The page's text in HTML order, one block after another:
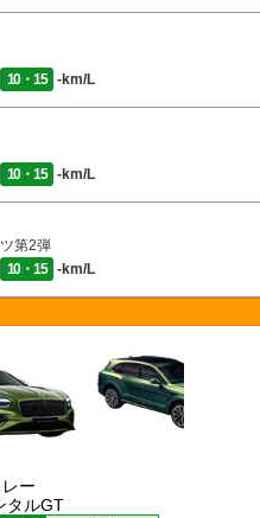
10・15 -km/L
10・15 -km/L
第2弾
10・15 -km/L
ー
タルGT